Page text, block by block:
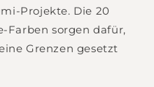
Projekte. Die 20
Farben sorgen dafür,
Grenzen gesetzt